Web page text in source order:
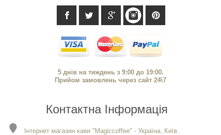
5 днів на тиждень з 9:00 до 19:00.
Прийом замовлень через сайт 24\7
Контактна Інформація
Інтернет магазин кави "Magiccoffee" - Україна, Київ.